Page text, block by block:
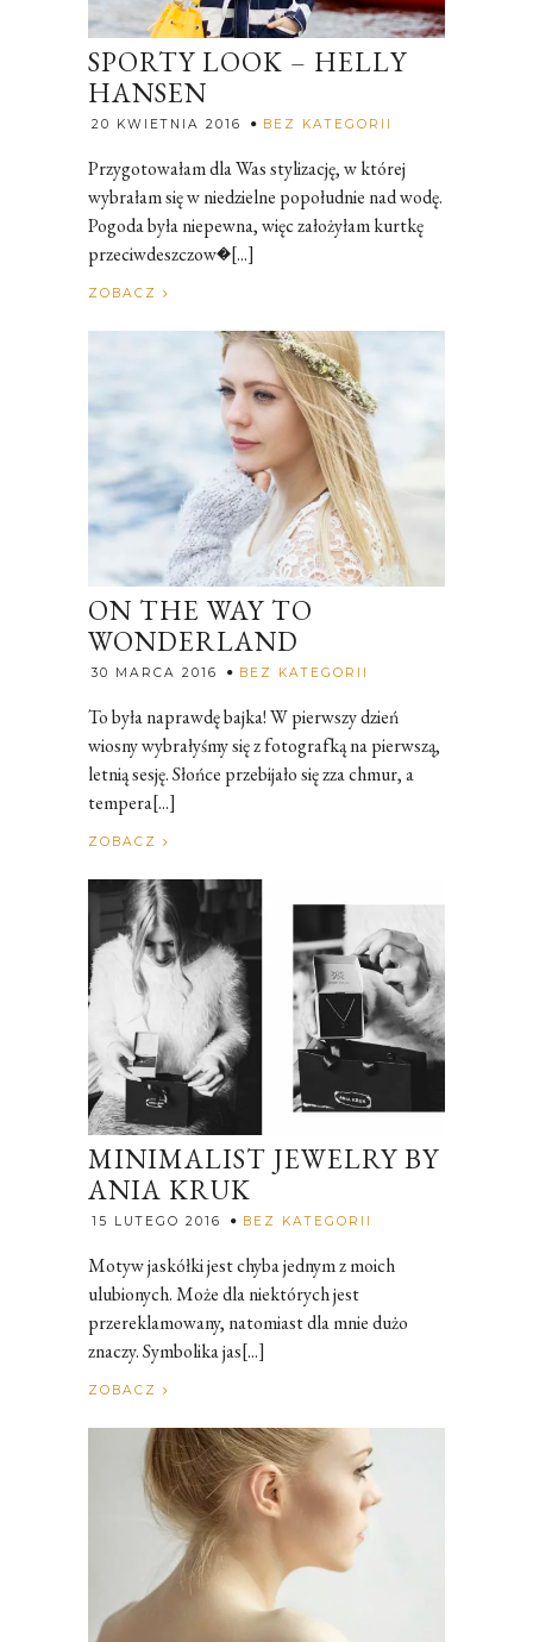
SPORTY LOOK – HELLY
HANSEN
20 KWIETNIA 2016 BEZ KATEGORII
Przygotowałam dla Was stylizację, w której
wybrałam się w niedzielne popołudnie nad wodę.
Pogoda była niepewna, więc założyłam kurtkę
przeciwdeszczow�[...]
ZOBACZ
ON THE WAY TO
WONDERLAND
30 MARCA 2016 BEZ KATEGORII
To była naprawdę bajka! W pierwszy dzień
wiosny wybrałyśmy się z fotografką na pierwszą,
letnią sesję. Słońce przebijało się zza chmur, a
tempera[...]
ZOBACZ
MINIMALIST JEWELRY BY
ANIA KRUK
15 LUTEGO 2016 BEZ KATEGORII
Motyw jaskółki jest chyba jednym z moich
ulubionych. Może dla niektórych jest
przereklamowany, natomiast dla mnie dużo
znaczy. Symbolika jas[...]
ZOBACZ